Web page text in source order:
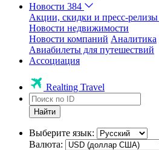
Новости 384
Акции, скидки и пресс-
Новости недвижимости
Новости компаний Аналитика
Авиабилеты для путешествий
Ассоциация
Realting Travel
Найти
Выберите язык:
Валюта: